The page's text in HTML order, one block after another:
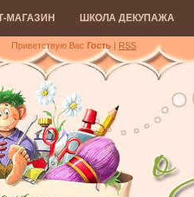
МАГАЗИН ШКОЛА ДЕКУПАЖА
Приветствую Вас Гость | RSS